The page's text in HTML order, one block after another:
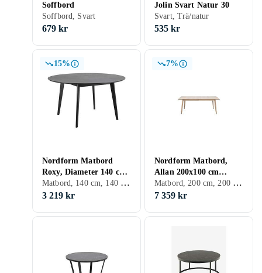
Soffbord
Soffbord, Svart
679 kr
Jolin Svart Natur 30
Svart, Trä/natur
535 kr
15%
Nordform Matbord
Roxy, Diameter 140 cm
Svart
Matbord, 140 cm, 140 cm, Svart, Vit, Ek, Trä/natur, Rund, Trä, MDF
3 219 kr
7%
Nordform Matbord,
Allan 200x100 cm
Vitpigmenterad 100
75,3
Matbord, 200 cm, 200 cm, Vit, Ek, Trä/natur, Rektangulär, Trä
7 359 kr